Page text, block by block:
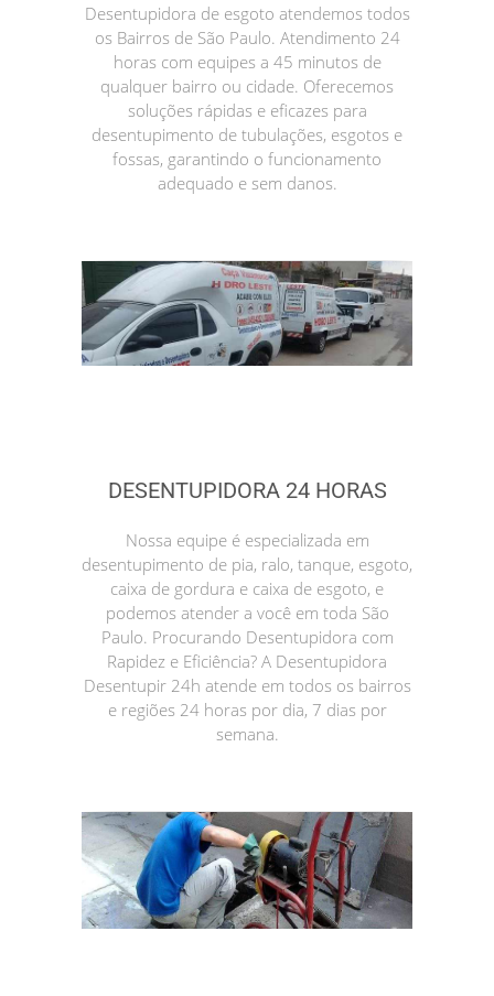
Desentupidora de esgoto atendemos todos
os Bairros de São Paulo. Atendimento 24
horas com equipes a 45 minutos de
qualquer bairro ou cidade. Oferecemos
soluções rápidas e eficazes para
desentupimento de tubulações, esgotos e
fossas, garantindo o funcionamento
adequado e sem danos.
DESENTUPIDORA 24 HORAS
Nossa equipe é especializada em
desentupimento de pia, ralo, tanque, esgoto,
caixa de gordura e caixa de esgoto, e
podemos atender a você em toda São
Paulo. Procurando Desentupidora com
Rapidez e Eficiência? A Desentupidora
Desentupir 24h atende em todos os bairros
e regiões 24 horas por dia, 7 dias por
semana.